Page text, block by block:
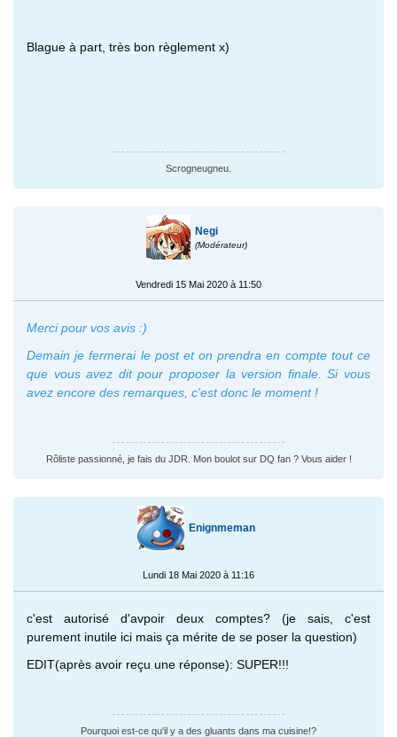
Blague à part, très bon règlement x)
Scrogneugneu.
Negi
(Modérateur)
Vendredi 15 Mai 2020 à 11:50
Merci pour vos avis :)
Demain je fermerai le post et on prendra en compte tout ce
que vous avez dit pour proposer la version finale. Si vous
avez encore des remarques, c'est donc le moment !
Rôliste passionné, je fais du JDR. Mon boulot sur DQ fan ? Vous aider !
Enignmeman
Lundi 18 Mai 2020 à 11:16
c'est autorisé d'avpoir deux comptes? (je sais, c'est
purement inutile ici mais ça mérite de se poser la question)
EDIT(après avoir reçu une réponse): SUPER!!!
Pourquoi est-ce qu'il y a des gluants dans ma cuisine!?